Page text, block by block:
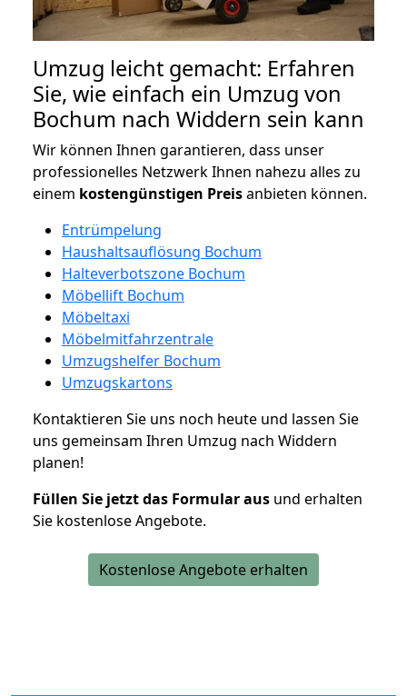
Umzug leicht gemacht: Erfahren
Sie, wie einfach ein Umzug von
Bochum nach Widdern sein kann
Wir können Ihnen garantieren, dass unser
professionelles Netzwerk Ihnen nahezu alles zu
einem kostengünstigen Preisanbieten können.
Entrümpelung
Haushaltsauflösung Bochum
Halteverbotszone Bochum
Möbellift Bochum
Möbeltaxi
Möbelmitfahrzentrale
Umzugshelfer Bochum
Umzugskartons
Kontaktieren Sie uns noch heute und lassen Sie
uns gemeinsam Ihren Umzug nach Widdern
planen!
Füllen Sie jetzt das Formular aus und erhalten
Sie kostenlose Angebote.
Kostenlose Angebote erhalten